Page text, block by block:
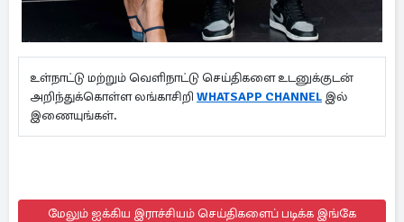
உள்நாட்டு மற்றும் வெளிநாட்டு செய்திகளை உடனுக்குடன்
அறிந்துக்கொள்ள லங்காசிறி WHATSAPP CHANNEL இல்
இணையுங்கள்.
மேலும் ஐக்கிய இராச்சியம் செய்திகளைப் படிக்க இங்கே